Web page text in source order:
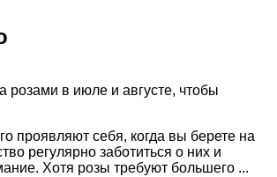
розами в июле и августе, чтобы
проявляют себя, когда вы берете на
регулярно заботиться о них и
Хотя розы требуют большего ...